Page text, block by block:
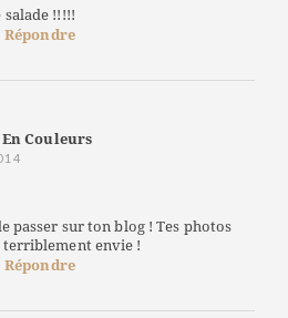
salade !!!!!
Répondre
Couleurs
passer sur ton blog ! Tes photos
envie !
Répondre